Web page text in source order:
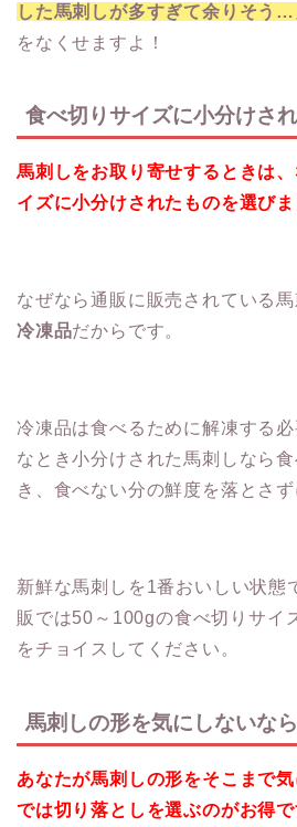
した馬刺しが多すぎて余りそう…
をなくせますよ！
食べ切りサイズに小分けさ
馬刺しをお取り寄せするときは
イズに小分けされたものを選びま
なぜなら通販に販売されている
冷凍品だからです。
冷凍品は食べるために解凍する
なとき小分けされた馬刺しなら
き、食べない分の鮮度を落とさず
新鮮な馬刺しを1番おいしい状態
販では50～100gの食べ切りサイ
をチョイスしてください。
馬刺しの形を気にしないな
あなたが馬刺しの形をそこまで
では切り落としを選ぶのがお得で